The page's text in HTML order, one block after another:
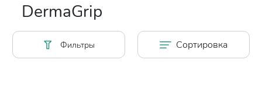
DermaGrip
Фильтры Сортировка